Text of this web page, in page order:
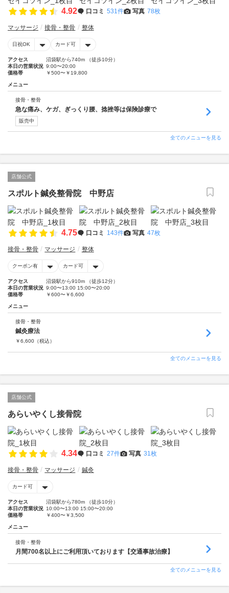
4.92 口コミ 531件 写真 78枚
マッサージ 接骨・整骨 整体
日祝OK カード可
アクセス
沼袋駅から740m （徒歩10分）
本日の営業状況 9:00〜20:00
価格帯
￥500〜￥19,800
メニュー
接骨・整骨
急な痛み、ケガ、ぎっくり腰、捻挫等は保険診療で
販売中
全てのメニューを見る
店舗公式
スポルト鍼灸整骨院 中野店
4.75 口コミ 143件 写真 47枚
接骨・整骨 マッサージ 整体
クーポン有 カード可
アクセス
沼袋駅から910m （徒歩12分）
本日の営業状況 9:00〜13:00 15:00〜20:00
価格帯
￥600〜￥6,600
メニュー
接骨・整骨
鍼灸療法
￥6,600 （税込）
全てのメニューを見る
店舗公式
あらいやくし接骨院
4.34 口コミ 27件 写真 31枚
接骨・整骨 マッサージ 鍼灸
カード可
アクセス
沼袋駅から780m （徒歩10分）
本日の営業状況 10:00〜13:00 15:00〜20:00
価格帯
￥400〜￥3,500
メニュー
接骨・整骨
月間700名以上にご利用頂いております【交通事故治療】
全てのメニューを見る